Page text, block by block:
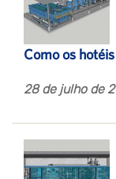
Como os
28 de julho de